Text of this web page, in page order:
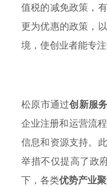
值税的减免政策，
更为优惠的政策，
境，使创业者能专
松原市通过创新服
企业注册和运营流
信息和资源支持。
举措不仅提高了政
下，各类优势产业